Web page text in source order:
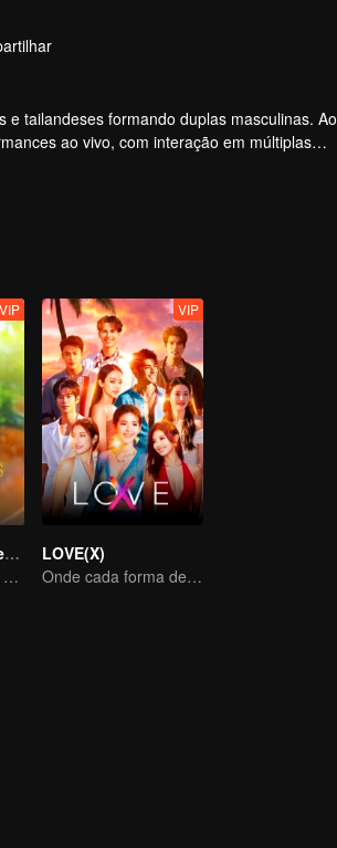
tailandeses formando duplas masculinas. Ao
ao vivo, com interação em múltiplas
e apoio, acompanhando a jornada
VIP
LOVE(X) Mini Series: Roommates In Love
Minissérie derivada de LOVE(X)
VIP
LOVE(X)
Onde cada forma de amor se encontra, cada coração palpita em todas as cores